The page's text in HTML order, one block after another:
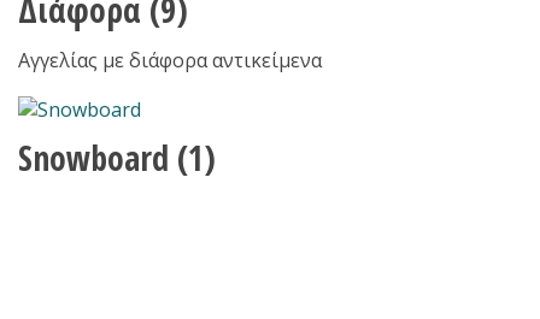
Αγγελίας με διάφορα αντικείμενα
Snowboard (1)